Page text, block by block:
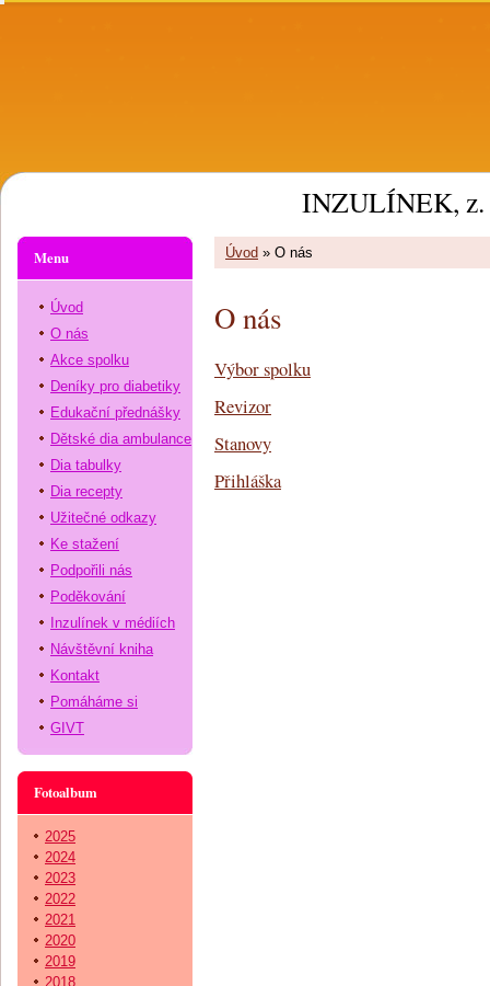
INZULÍNEK, z.
Úvod » O nás
O nás
Výbor spolku
Revizor
Stanovy
Přihláška
Menu
Úvod
O nás
Akce spolku
Deníky pro diabetiky
Edukační přednášky
Dětské dia ambulance
Dia tabulky
Dia recepty
Užitečné odkazy
Ke stažení
Podpořili nás
Poděkování
Inzulínek v médiích
Návštěvní kniha
Kontakt
Pomáháme si
GIVT
Fotoalbum
2025
2024
2023
2022
2021
2020
2019
2018